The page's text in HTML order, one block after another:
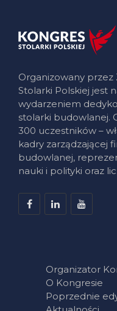
Organizowany przez
Stolarki Polskiej jest
wydarzeniem
stolarki budowlanej.
300 uczestników –
kadry zarządzającej
budowlanej,
nauki i polityki oraz
Organizator
O Kongresie
Poprzednie